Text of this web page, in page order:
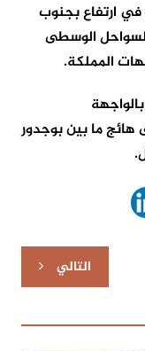
في ارتفاع بجنوب
الوسطى
المملكة.
هائج ما بين بوجدور
التالي